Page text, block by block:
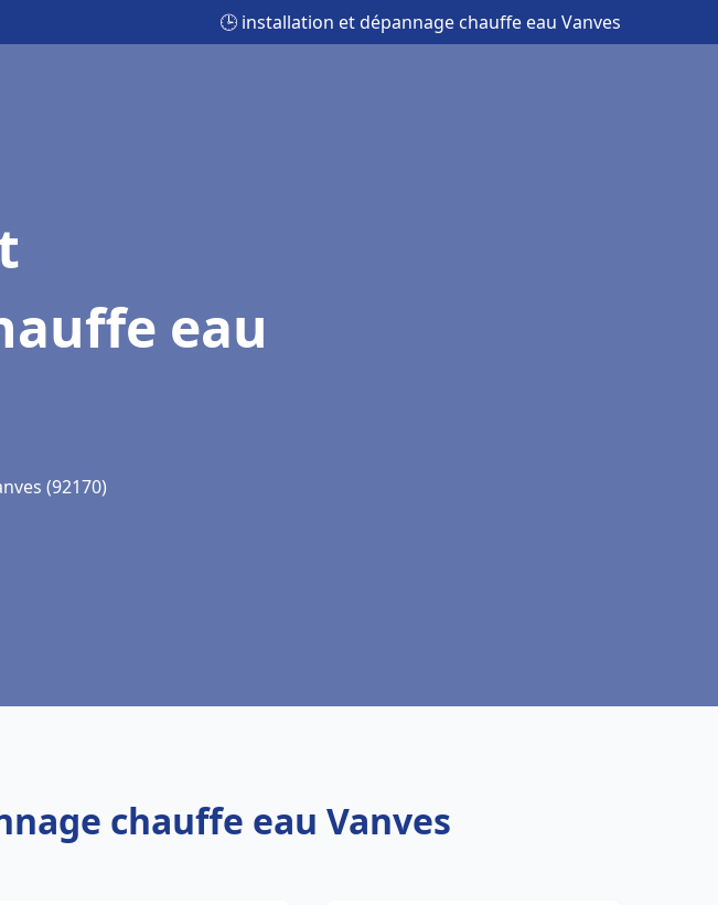
🕒 installation et dépannage chauffe eau Vanves
eau
(92170)
chauffe eau Vanves